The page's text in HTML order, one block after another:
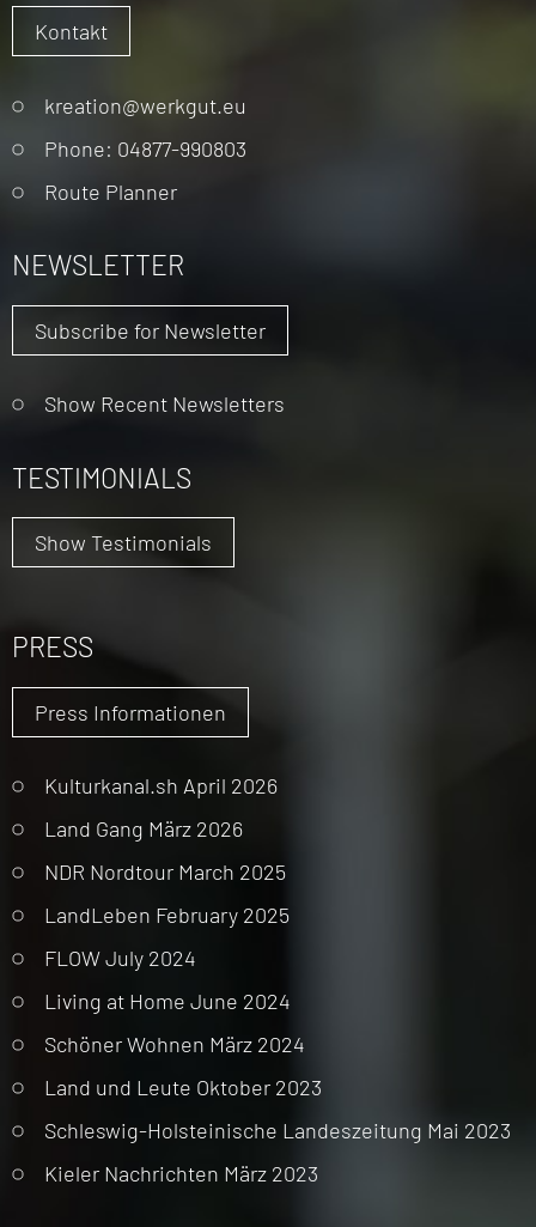
Kontakt
Skip
navigation
kreation@werkgut.eu
Phone: 04877-990803
Route Planner
NEWSLETTER
Subscribe for Newsletter
Show Recent Newsletters
TESTIMONIALS
Show Testimonials
PRESS
Press Informationen
Kulturkanal.sh April 2026
Land Gang März 2026
NDR Nordtour March 2025
LandLeben February 2025
FLOW July 2024
Living at Home June 2024
Schöner Wohnen März 2024
Land und Leute Oktober 2023
Schleswig-Holsteinische Landeszeitung Mai 2023
Kieler Nachrichten März 2023